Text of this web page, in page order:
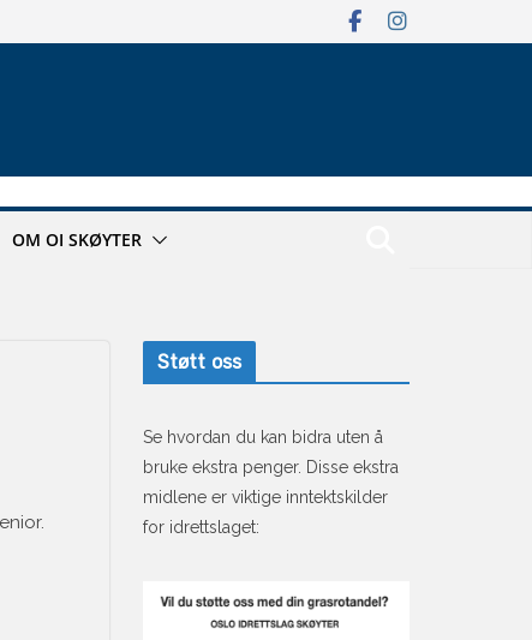
OM OI SKØYTER
Støtt oss
Se hvordan du kan bidra uten å
bruke ekstra penger. Disse ekstra
midlene er viktige inntektskilder
for idrettslaget: